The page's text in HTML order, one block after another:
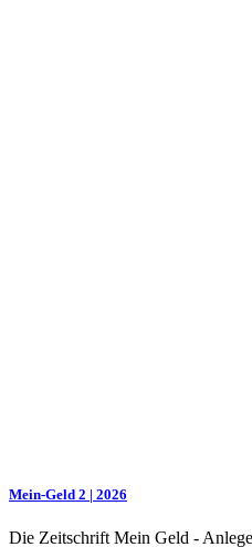
Mein-Geld 2 | 2026
Die Zeitschrift Mein Geld -